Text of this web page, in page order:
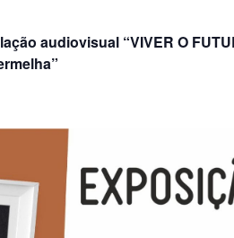
audiovisual “VIVER O